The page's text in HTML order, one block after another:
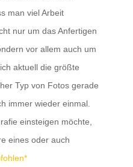
man viel Arbeit
nur um das Anfertigen
vor allem auch um
aktuell die größte
Typ von Fotos gerade
immer wieder einmal.
einsteigen möchte,
eines oder auch